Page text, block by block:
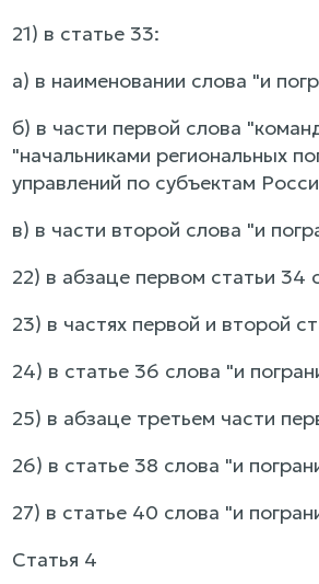
21) в статье 33:
а) в наименовании слова "и
б) в части первой слова
"начальниками региональных
управлений по субъектам
в) в части второй слова "и
22) в абзаце первом статьи 34
23) в частях первой и второй
24) в статье 36 слова "и
25) в абзаце третьем части
26) в статье 38 слова "и
27) в статье 40 слова "и
Статья 4